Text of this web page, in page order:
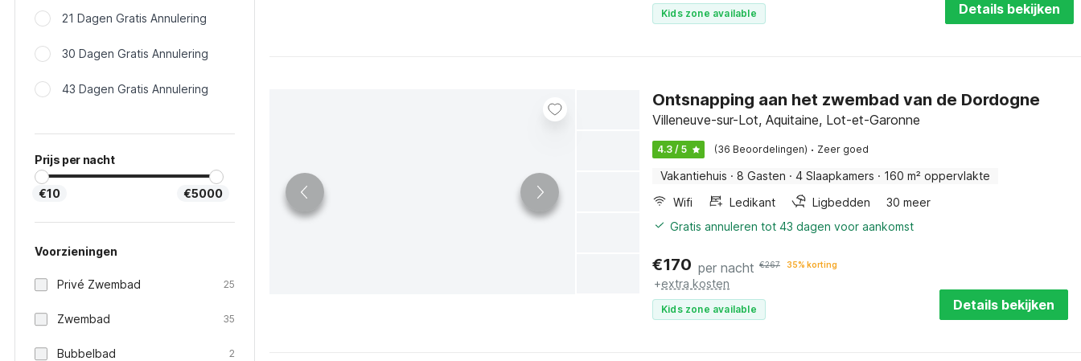
21 Dagen Gratis Annulering
30 Dagen Gratis Annulering
43 Dagen Gratis Annulering
Prijs per nacht
€10 €5000
Voorzieningen
Privé Zwembad 25
Zwembad 35
Bubbelbad 2
Kids zone available Details bekijken
Ontsnapping aan het zwembad van de Dordogne
Villeneuve-sur-Lot, Aquitaine, Lot-et-Garonne
4.3 / 5 (36 Beoordelingen) · Zeer goed
Vakantiehuis · 8 Gasten · 4 Slaapkamers · 160 m² oppervlakte
Wifi
Ledikant Ligbedden
30 meer
Gratis annuleren tot 43 dagen voor aankomst
€170 per nacht €267 35% korting
+extra kosten
Kids zone available Details bekijken